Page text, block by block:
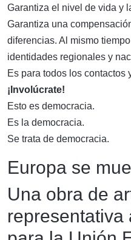
Garantiza el nivel de vida y
Garantiza una
diferencias. Al mismo
identidades regionales y
Es para todos los contactos
¡Involúcrate!
Esto es democracia.
Es la democracia.
Se trata de democracia.
Europa se
Una obra de
representativa